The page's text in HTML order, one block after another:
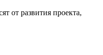
от развития проекта,